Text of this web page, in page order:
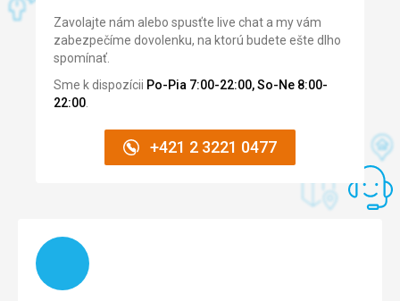
výborná - neboli popisané alergény, ale vedeli kuchári
pripraviť aj pre BKM.
Ubytovanie
veľmi čisté
Zavolajte nám alebo spusťte live chat a my vám
zabezpečíme dovolenku, na ktorú budete ešte dlho
spomínať.
Sme k dispozícii Po-Pia 7:00-22:00, So-Ne 8:00-
22:00.
+421 2 3221 0477
Načítam